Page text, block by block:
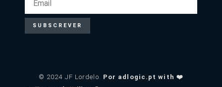
SUBSCREVER
© 2024 JF Lordelo. Por adlogic.pt with ❤️